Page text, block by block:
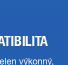
výkonný,